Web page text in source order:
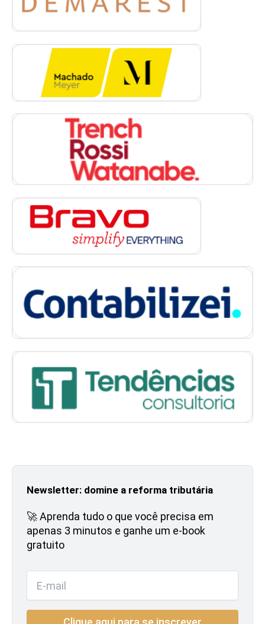
Newsletter: domine a reforma tributária
🚀 Aprenda tudo o que você precisa em
apenas 3 minutos e ganhe um e-book
gratuito